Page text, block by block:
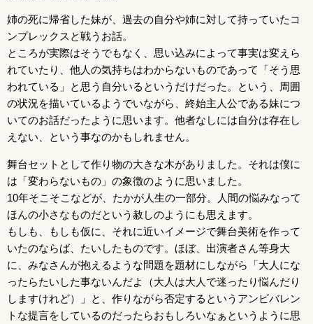
姉の死に帰省した妹が、過去の自分や姉に対して持っていたコ
ンプレックスと戦うお話。
ところが実際はそうでもなく、思い込みによって事実は変えら
れていたり、他人の気持ちはわからないものであって「そう思
われている」と思う自分いるというだけだった。という、周囲
の状況を描いているようでいながら、終始主人公である妹につ
いてのお話だったように思います。他者なしには自分は存在し
えない、という事なのかもしれません。
舞台セットとして作り物の大きな木がありました。それは僕に
は「変わらないもの」の象徴のように思いました。
10年そこそこなどが、たかが人生の一部分。人間の悩みなって
ほんの小さなものだという赦しのようにも思えます。
もしも、もしも仮に、それに近いイメージで舞台美術を作って
いたのならば、たいしたものです。ほぼ、出演者さん等身大
に、みなさんが抱えるような問題を題材にしながら「大人にな
ったらたいした事ないんだよ（大人は大人で迷ったり悩んだり
しますけれど）」と、作りながら否定するというアンビバレン
トな提言をしているのだったらおもしろいなぁというように思